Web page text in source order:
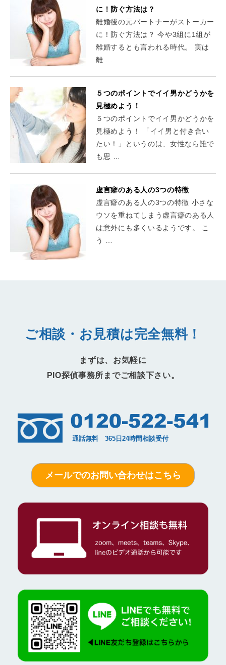
に！防ぐ方法は？
離婚後の元パートナーがストーカー
に！防ぐ方法は？ 今や3組に1組が
離婚するとも言われる時代。 実は
離 …
５つのポイントでイイ男かどうかを
見極めよう！
５つのポイントでイイ男かどうかを
見極めよう！ 「イイ男と付き合い
たい！」というのは、女性なら誰で
も思 …
虚言癖のある人の3つの特徴
虚言癖のある人の3つの特徴 小さな
ウソを重ねてしまう虚言癖のある人
は意外にも多くいるようです。 こ
う …
ご相談・お見積は完全無料！
まずは、お気軽に
PIO探偵事務所までご相談下さい。
メールでのお問い合わせはこちら